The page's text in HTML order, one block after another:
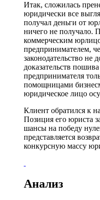
Итак, сложилась
юридически все
получал деньги от
ничего не получало.
коммерческим
предпринимателем,
законодательство не
доказательств
предпринимателя
помощницами
юридическое лицо
Клиент обратился к
Позиция его юриста
шансы на победу
представляется
конкурсную массу
Анализ